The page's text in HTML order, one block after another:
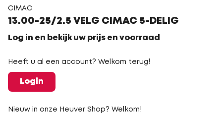
CIMAC
13.00-25/2.5 VELG CIMAC 5-DELIG
Log in en bekijk uw prijs en voorraad
Heeft u al een account? Welkom terug!
Login
Nieuw in onze Heuver Shop? Welkom!